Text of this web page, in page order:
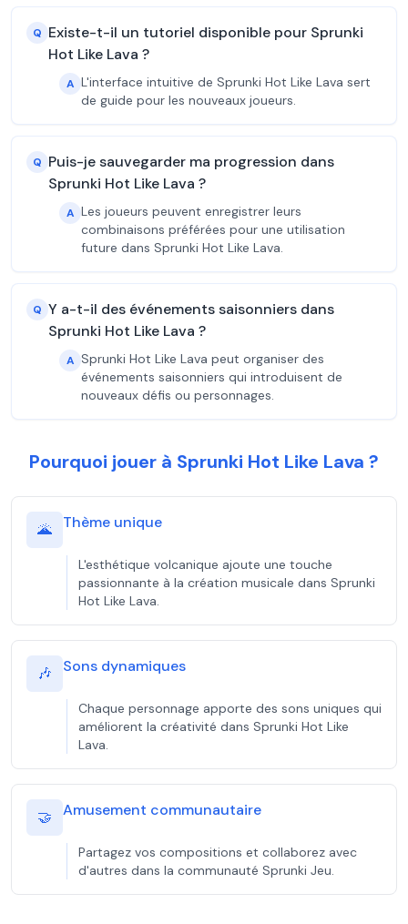
Q Existe-t-il un tutoriel disponible pour Sprunki
Hot Like Lava ?
A L'interface intuitive de Sprunki Hot Like Lava sert
de guide pour les nouveaux joueurs.
Q Puis-je sauvegarder ma progression dans
Sprunki Hot Like Lava ?
A Les joueurs peuvent enregistrer leurs
combinaisons préférées pour une utilisation
future dans Sprunki Hot Like Lava.
Q Y a-t-il des événements saisonniers dans
Sprunki Hot Like Lava ?
A Sprunki Hot Like Lava peut organiser des
événements saisonniers qui introduisent de
nouveaux défis ou personnages.
Pourquoi jouer à Sprunki Hot Like Lava ?
🌋 Thème unique
L'esthétique volcanique ajoute une touche
passionnante à la création musicale dans Sprunki
Hot Like Lava.
🎶 Sons dynamiques
Chaque personnage apporte des sons uniques qui
améliorent la créativité dans Sprunki Hot Like
Lava.
🤝 Amusement communautaire
Partagez vos compositions et collaborez avec
d'autres dans la communauté Sprunki Jeu.